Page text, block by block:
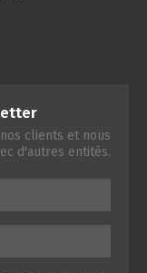
clients et nous
d'autres entités.